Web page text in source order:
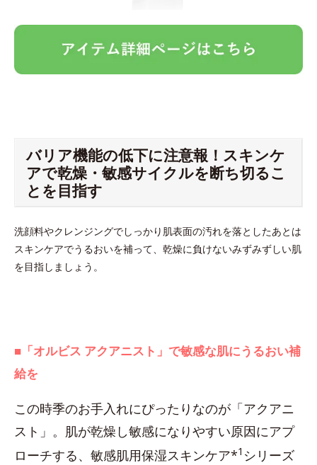
バリア機能の低下に注意報！スキンケ
アで乾燥・敏感サイクルを断ち切るこ
とを目指す
洗顔料やクレンジングでしっかり肌表面の汚れを落としたあとは
スキンケアでうるおいを補って、乾燥に負けないみずみずしい肌
を目指しましょう。
■「オルビス アクアニスト」で敏感な肌にうるおい補
給を
この時季のお手入れにぴったりなのが「アクアニ
スト」。肌が乾燥し敏感になりやすい原因にアプ
ローチする、敏感肌用保湿スキンケア*1 シリーズ